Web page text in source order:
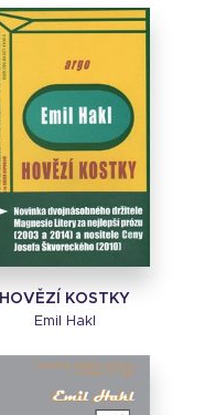
HOVĚZÍ KOSTKY
Emil Hakl